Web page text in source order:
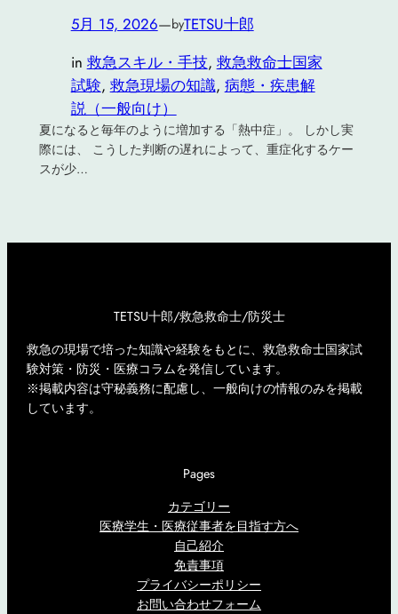
5月 15, 2026—byTETSU十郎
in 救急スキル・手技, 救急救命士国家
試験, 救急現場の知識, 病態・疾患解
説（一般向け）
夏になると毎年のように増加する「熱中症」。 しかし実
際には、 こうした判断の遅れによって、重症化するケー
スが少…
TETSU十郎/救急救命士/防災士
救急の現場で培った知識や経験をもとに、救急救命士国家試
験対策・防災・医療コラムを発信しています。
※掲載内容は守秘義務に配慮し、一般向けの情報のみを掲載
しています。
Pages
カテゴリー
医療学生・医療従事者を目指す方へ
自己紹介
免責事項
プライバシーポリシー
お問い合わせフォーム